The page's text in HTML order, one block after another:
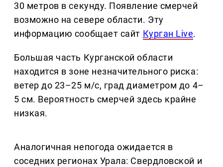
30 метров в секунду. Появление смерчей
возможно на севере области. Эту
информацию сообщает сайт Курган Live.
Большая часть Курганской области
находится в зоне незначительного риска:
ветер до 23–25 м/с, град диаметром до 4–
5 см. Вероятность смерчей здесь крайне
низкая.
Аналогичная непогода ожидается в
соседних регионах Урала: Свердловской и